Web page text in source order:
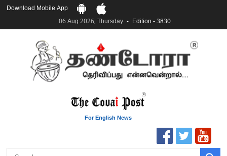
Download Mobile App
06 Aug 2026, Thursday
Edition - 3830
For English News